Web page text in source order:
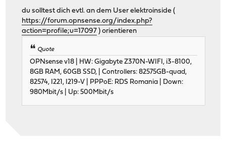
du solltest dich evtl. an dem User elektroinside (
https://forum.opnsense.org/index.php?
action=profile;u=17097 ) orientieren
Quote
OPNsense v18 | HW: Gigabyte Z370N-WIFI, i3-8100,
8GB RAM, 60GB SSD, | Controllers: 82575GB-quad,
82574, I221, I219-V | PPPoE: RDS Romania | Down:
980Mbit/s | Up: 500Mbit/s